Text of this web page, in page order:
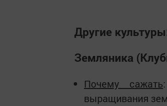
Другие
Земляника
Почему сажать
выращивания